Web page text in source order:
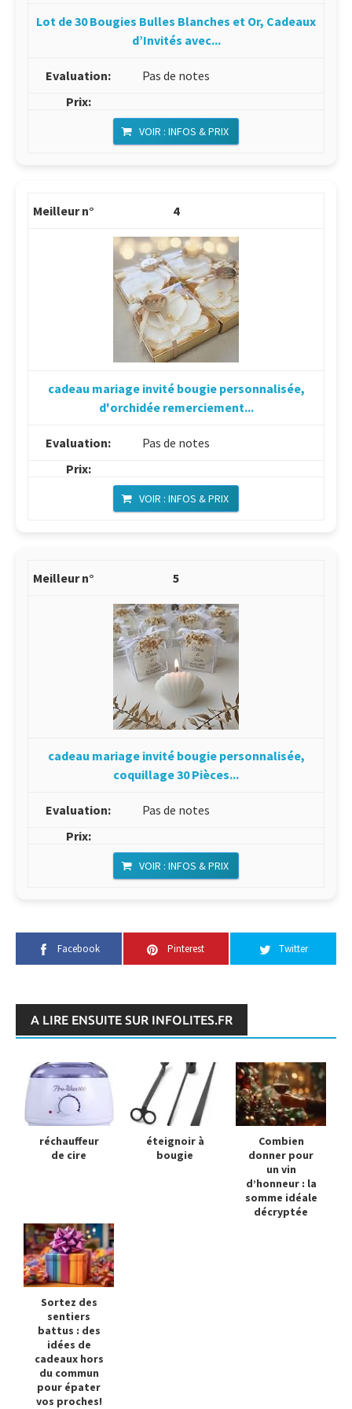
Lot de 30 Bougies Bulles Blanches et Or, Cadeaux
d’Invités avec...
Pas de notes
VOIR : INFOS & PRIX
4
cadeau mariage invité bougie personnalisée,
d'orchidée remerciement...
Pas de notes
VOIR : INFOS & PRIX
5
cadeau mariage invité bougie personnalisée,
coquillage 30 Pièces...
Pas de notes
VOIR : INFOS & PRIX
Facebook Pinterest Twitter
A LIRE ENSUITE SUR INFOLITES.FR
réchauffeur
de cire
éteignoir à
bougie
Combien
donner pour
un vin
d’honneur : la
somme idéale
décryptée
Sortez des
sentiers
battus : des
idées de
cadeaux hors
du commun
pour épater
vos proches!